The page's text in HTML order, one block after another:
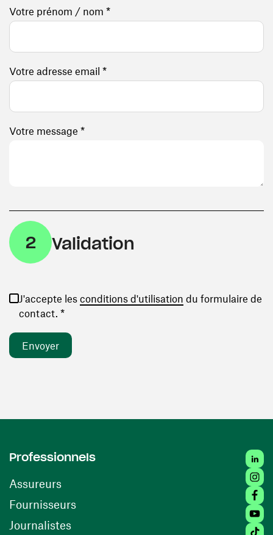
Votre prénom / nom *
Votre adresse email *
Votre message *
2 Validation
J'accepte les conditions d'utilisation (ouvre une
du formulaire de
contact. *
Professionnels
Assureurs
Fournisseurs(ouvre une nouvelle fenêtre)
Journalistes